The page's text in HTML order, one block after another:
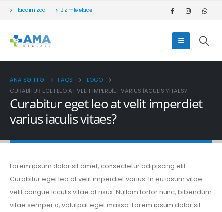
Haqqımızda Bizimlə əlaqə
ANA SƏHIFƏ FAQS
LOGO
CURABITUR EGET LEO AT VELIT IMPERDIET VARIUS IACULIS VITAES?
Curabitur eget leo at velit imperdiet
varius iaculis vitaes?
Lorem ipsum dolor sit amet, consectetur adipiscing elit.
Curabitur eget leo at velit imperdiet varius. In eu ipsum vitae
velit congue iaculis vitae at risus. Nullam tortor nunc, bibendum
vitae semper a, volutpat eget massa. Lorem ipsum dolor sit